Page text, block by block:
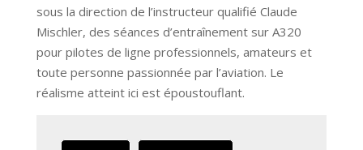
sous la direction de l’instructeur qualifié Claude
Mischler, des séances d’entraînement sur A320
pour pilotes de ligne professionnels, amateurs et
toute personne passionnée par l’aviation. Le
réalisme atteint ici est époustouflant.